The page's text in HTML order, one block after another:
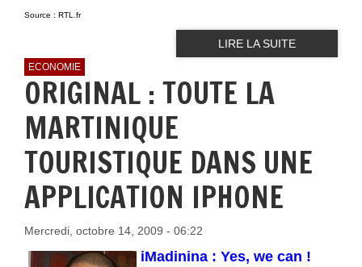
Source : RTL.fr
LIRE LA SUITE
ECONOMIE
ORIGINAL : TOUTE LA
MARTINIQUE
TOURISTIQUE DANS UNE
APPLICATION IPHONE
Mercredi, octobre 14, 2009 - 06:22
iMadinina : Yes, we can !